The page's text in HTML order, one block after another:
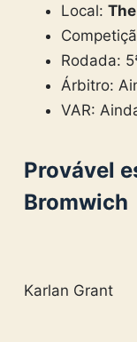
Local:
Rodada:
Árbitro:
VAR:
Provável
Bromwich
Karlan Grant